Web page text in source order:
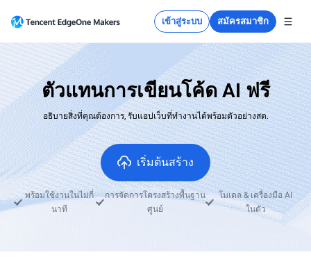
เข้าสู่ระบบ สมัครสมาชิก
ตัวแทนการเขียนโค้ด AI ฟรี
อธิบายสิ่งที่คุณต้องการ, รับแอปเว็บที่ทำงานได้พร้อมตัวอย่างสด.
เริ่มต้นสร้าง
พร้อมใช้งานในไม่กี่
นาที
การจัดการโครงสร้างพื้นฐาน
ศูนย์
โมเดล & เครื่องมือ AI
ในตัว